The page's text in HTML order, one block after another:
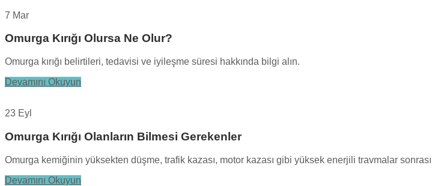
7 Mar
Omurga Kırığı Olursa Ne Olur?
Omurga kırığı belirtileri, tedavisi ve iyileşme süresi hakkında bilgi alın.
Devamını Okuyun
23 Eyl
Omurga Kırığı Olanların Bilmesi Gerekenler
Omurga kemiğinin yüksekten düşme, trafik kazası, motor kazası gibi yüksek enerjili travmalar
Devamını Okuyun